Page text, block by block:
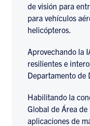
de visión para
para vehículos
helicópteros.
Aprovechando la
resilientes e
Departamento de
Habilitando la
Global de Área
aplicaciones de